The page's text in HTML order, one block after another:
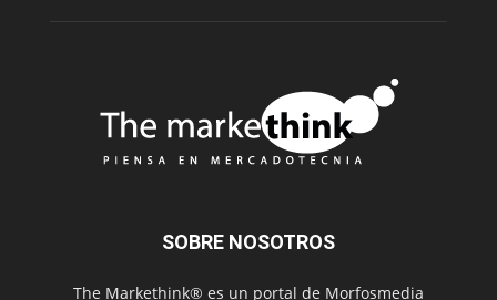
SOBRE NOSOTROS
The Markethink® es un portal de Morfosmedia